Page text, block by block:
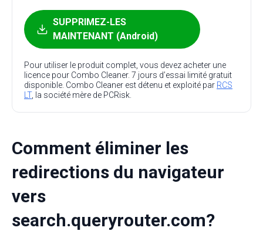
SUPPRIMEZ-LES
MAINTENANT (Android)
Pour utiliser le produit complet, vous devez acheter une
licence pour Combo Cleaner. 7 jours d’essai limité gratuit
disponible. Combo Cleaner est détenu et exploité par RCS
LT, la société mère de PCRisk.
Comment éliminer les
redirections du navigateur
vers
search.queryrouter.com?